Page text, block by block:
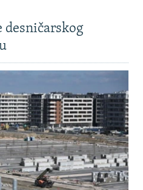
desničarskog